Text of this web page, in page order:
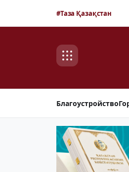
#Таза Қазақстан
Благоустройство